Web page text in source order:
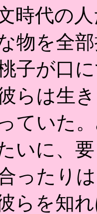
時代の
物を全
子が口
らは生
ていた
いに、
ったり
らを知